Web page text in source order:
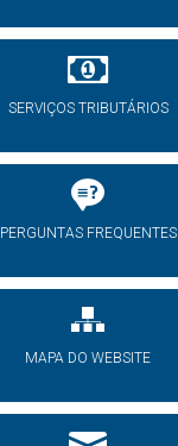
SERVIÇOS TRIBUTÁRIOS
PERGUNTAS FREQUENTES
MAPA DO WEBSITE